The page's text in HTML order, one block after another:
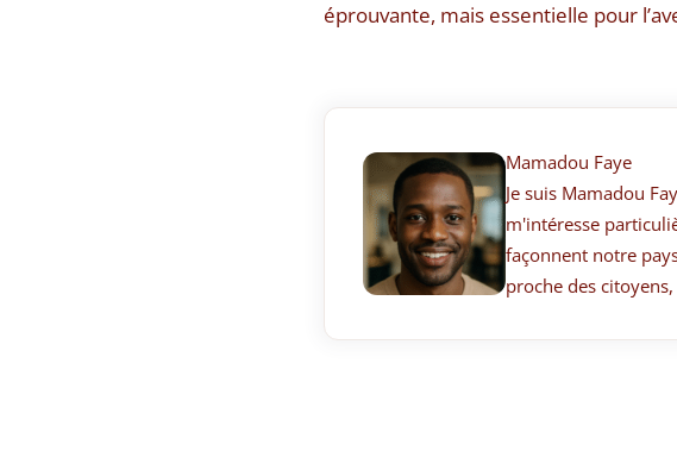
éprouvante, mais essentielle pour
Mamadou Faye
Je suis Mamadou
m'intéresse
façonnent notre
proche des